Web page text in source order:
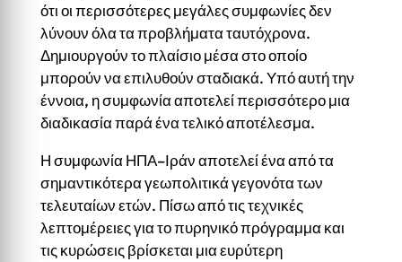
ότι οι περισσότερες μεγάλες συμφωνίες δεν
λύνουν όλα τα προβλήματα ταυτόχρονα.
Δημιουργούν το πλαίσιο μέσα στο οποίο
μπορούν να επιλυθούν σταδιακά. Υπό αυτή την
έννοια, η συμφωνία αποτελεί περισσότερο μια
διαδικασία παρά ένα τελικό αποτέλεσμα.
Η συμφωνία ΗΠΑ–Ιράν αποτελεί ένα από τα
σημαντικότερα γεωπολιτικά γεγονότα των
τελευταίων ετών. Πίσω από τις τεχνικές
λεπτομέρειες για το πυρηνικό πρόγραμμα και
τις κυρώσεις βρίσκεται μια ευρύτερη